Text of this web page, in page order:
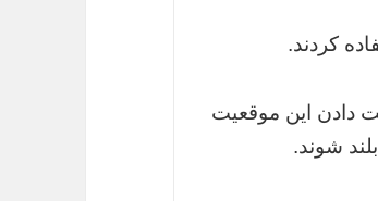
کردند.
دادن این موقعیت
شوند.